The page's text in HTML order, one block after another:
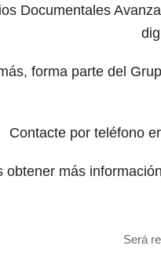
Documentales
forma parte del
Contacte por teléfono
obtener más
Será